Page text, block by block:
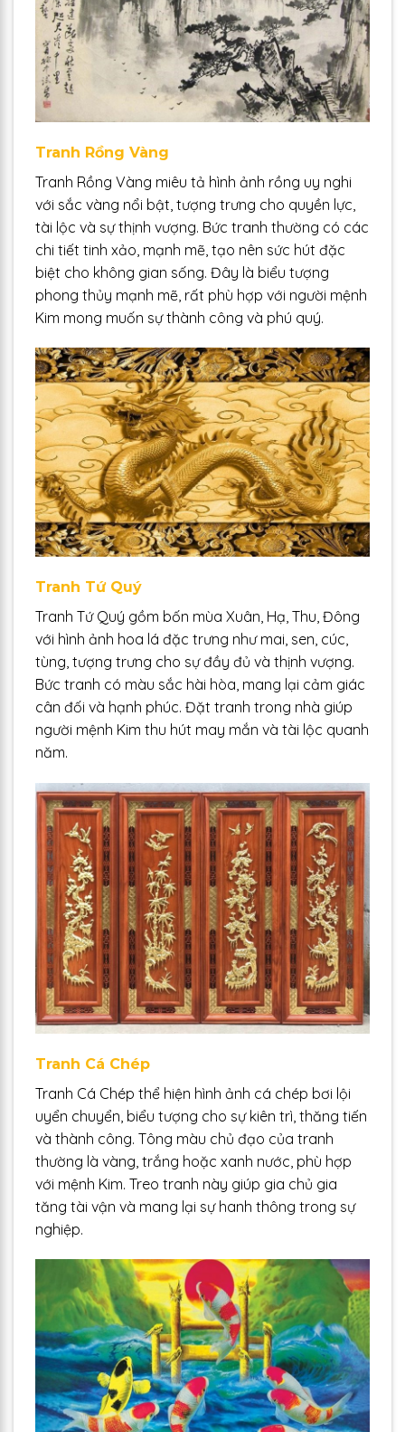
Tranh Rồng Vàng
Tranh Rồng Vàng miêu tả hình ảnh rồng uy nghi
với sắc vàng nổi bật, tượng trưng cho quyền lực,
tài lộc và sự thịnh vượng. Bức tranh thường có các
chi tiết tinh xảo, mạnh mẽ, tạo nên sức hút đặc
biệt cho không gian sống. Đây là biểu tượng
phong thủy mạnh mẽ, rất phù hợp với người mệnh
Kim mong muốn sự thành công và phú quý.
Tranh Tứ Quý
Tranh Tứ Quý gồm bốn mùa Xuân, Hạ, Thu, Đông
với hình ảnh hoa lá đặc trưng như mai, sen, cúc,
tùng, tượng trưng cho sự đầy đủ và thịnh vượng.
Bức tranh có màu sắc hài hòa, mang lại cảm giác
cân đối và hạnh phúc. Đặt tranh trong nhà giúp
người mệnh Kim thu hút may mắn và tài lộc quanh
năm.
Tranh Cá Chép
Tranh Cá Chép thể hiện hình ảnh cá chép bơi lội
uyển chuyển, biểu tượng cho sự kiên trì, thăng tiến
và thành công. Tông màu chủ đạo của tranh
thường là vàng, trắng hoặc xanh nước, phù hợp
với mệnh Kim. Treo tranh này giúp gia chủ gia
tăng tài vận và mang lại sự hanh thông trong sự
nghiệp.